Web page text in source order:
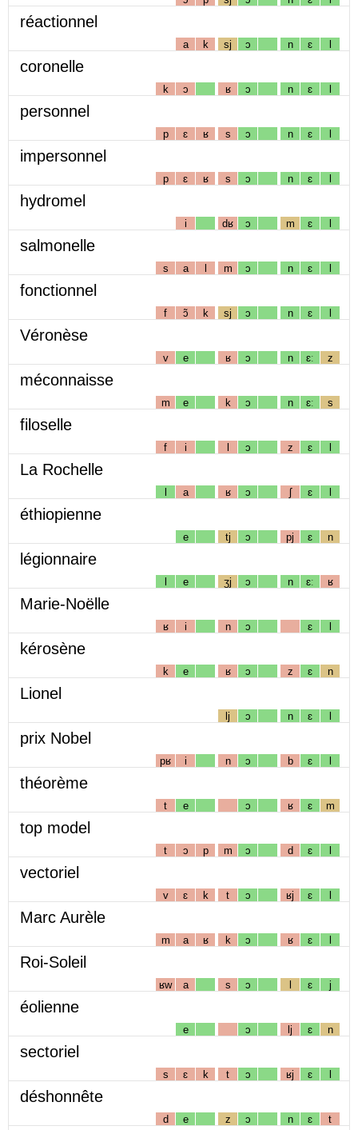
réactionnel
a k sj ɔ n ɛ l
coronelle
k ɔ ʁ ɔ n ɛ l
personnel
p ɛ ʁ s ɔ n ɛ l
impersonnel
p ɛ ʁ s ɔ n ɛ l
hydromel
i dʁ ɔ m ɛ l
salmonelle
s a l m ɔ n ɛ l
fonctionnel
f ɔ̃ k sj ɔ n ɛ l
Véronèse
v e ʁ ɔ n ɛː z
méconnaisse
m e k ɔ n ɛː s
filoselle
f i l ɔ z ɛ l
La Rochelle
l a ʁ ɔ ʃ ɛ l
éthiopienne
e tj ɔ pj ɛ n
légionnaire
l e ʒj ɔ n ɛː ʁ
Marie-Noëlle
ʁ i n ɔ ɛ l
kérosène
k e ʁ ɔ z ɛ n
Lionel
lj ɔ n ɛ l
prix Nobel
pʁ i n ɔ b ɛ l
théorème
t e ɔ ʁ ɛ m
top model
t ɔ p m ɔ d ɛ l
vectoriel
v ɛ k t ɔ ʁj ɛ l
Marc Aurèle
m a ʁ k ɔ ʁ ɛ l
Roi-Soleil
ʁw a s ɔ l ɛ j
éolienne
e ɔ lj ɛ n
sectoriel
s ɛ k t ɔ ʁj ɛ l
déshonnête
d e z ɔ n ɛ t